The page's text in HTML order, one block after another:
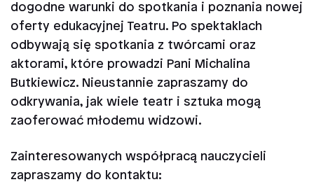
dogodne warunki do spotkania i poznania nowej
oferty edukacyjnej Teatru. Po spektaklach
odbywają się spotkania z twórcami oraz
aktorami, które prowadzi Pani Michalina
Butkiewicz. Nieustannie zapraszamy do
odkrywania, jak wiele teatr i sztuka mogą
zaoferować młodemu widzowi.
Zainteresowanych współpracą nauczycieli
zapraszamy do kontaktu: